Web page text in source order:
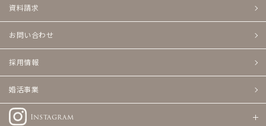
資料請求
お問い合わせ
採用情報
婚活事業
Instagram